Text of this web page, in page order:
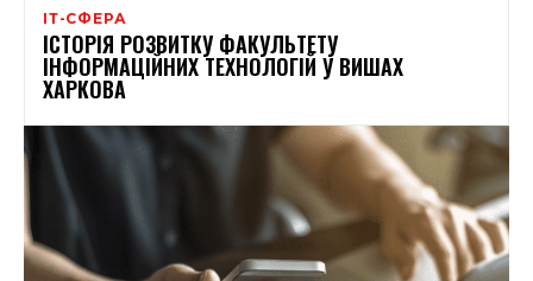
ІТ-СФЕРА
ІСТОРІЯ РОЗВИТКУ ФАКУЛЬТЕТУ
ІНФОРМАЦІЙНИХ ТЕХНОЛОГІЙ У ВИШАХ
ХАРКОВА